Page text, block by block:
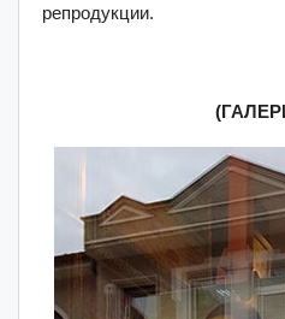
репродукции.